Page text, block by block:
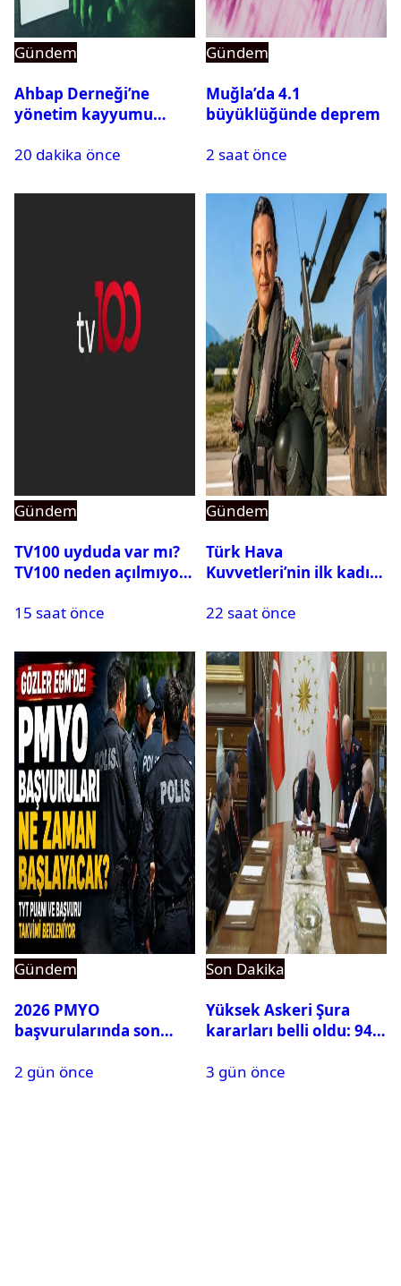
Gündem
Ahbap Derneği’ne
yönetim kayyumu
açıldı
20 dakika önce
Gündem
Muğla’da 4.1
büyüklüğünde deprem
2 saat önce
Gündem
TV100 uyduda var mı?
TV100 neden açılmıyor?
15 saat önce
Gündem
Türk Hava
Kuvvetleri’nin ilk kadın
Karapınar hakkında
ortaya çıktı
22 saat önce
Gündem
2026 PMYO
başvurularında son
2 gün önce
Son Dakika
Yüksek Askeri Şura
kararları belli oldu: 94
3 gün önce